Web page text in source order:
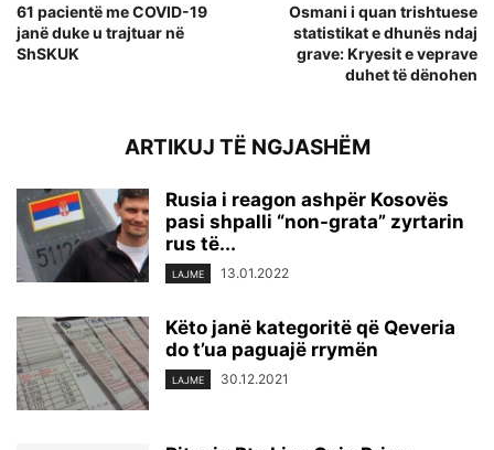
61 pacientë me COVID-19
janë duke u trajtuar në
ShSKUK
Osmani i quan trishtuese
statistikat e dhunës ndaj
grave: Kryesit e veprave
duhet të dënohen
ARTIKUJ TË NGJASHËM
Rusia i reagon ashpër Kosovës
pasi shpalli “non-grata” zyrtarin
rus të...
LAJME 13.01.2022
Këto janë kategoritë që Qeveria
do t’ua paguajë rrymën
LAJME 30.12.2021